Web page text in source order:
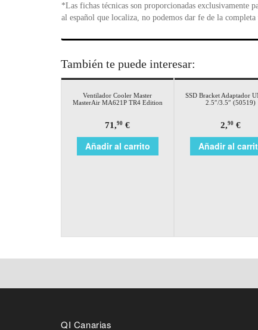
*Las fichas técnicas son proporcionadas exclusivamente
al español que localiza, no podemos dar fe de la
También te puede interesar:
Ventilador Cooler Master
MasterAir MA621P TR4 Edition
71,90 €
Añadir al carrito
SSD Bracket Adaptador
2.5″/3.5″ (50519)
2,90 €
Añadir al
QI Canarias